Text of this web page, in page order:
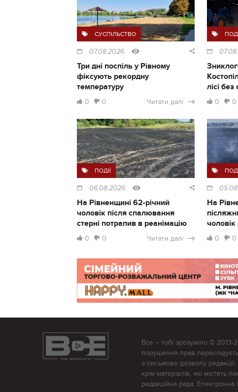
СУСПІЛЬСТВО
07.08.2026
Три дні поспіль у Рівному
фіксують рекордну
температуру
0 0 Читати далі
лісі
0 0
ПОДІЇ
06.08.2026
На Рівненщині 62-річний
чоловік після спалювання
стерні потрапив в реанімацію
0 0 Читати далі
На
0 0
Все – тобі зрозуміло © 2013-
порушення прав
з письмово дозволу редакції.
крім матеріалів, які містять
редакційна рада. Електронна